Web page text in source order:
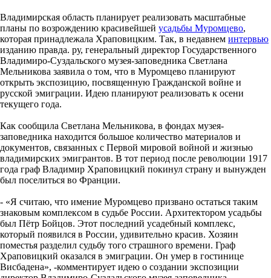
Владимирская область планирует реализовать масштабные
планы по возрождению красивейшей усадьбы Муромцево,
которая принадлежала Храповицким. Так, в недавнем интервью
изданию правда. ру, генеральный директор Государственного
Владимиро-Суздальского музея-заповедника Светлана
Мельникова заявила о том, что в Муромцево планируют
открыть экспозицию, посвященную Гражданской войне и
русской эмиграции. Идею планируют реализовать к осени
текущего года.
Как сообщила Светлана Мельникова, в фондах музея-
заповедника находится большое количество материалов и
документов, связанных с Первой мировой войной и жизнью
владимирских эмигрантов. В тот период после революции 1917
года граф Владимир Храповицкий покинул страну и вынужден
был поселиться во Франции.
- «Я считаю, что имение Муромцево призвано остаться таким
знаковым комплексом в судьбе России. Архитектором усадьбы
был Пётр Бойцов. Этот последний усадебный комплекс,
который появился в России, удивительно красив. Хозяин
поместья разделил судьбу того страшного времени. Граф
Храповицкий оказался в эмиграции. Он умер в гостинице
Висбадена», -комментирует идею о создании экспозиции